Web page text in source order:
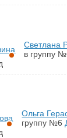
Светлана
в группу
Ольга
группу №6